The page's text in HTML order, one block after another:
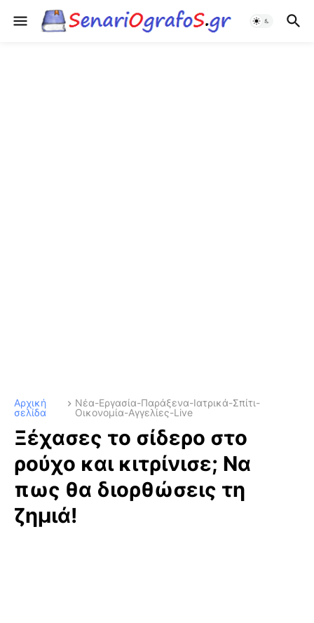
Αρχική
σελίδα
Νέα-Εργασία-Παράξενα-Ιατρικά-Σπίτι-
Οικονομία-Αγγελίες-Live
Ξέχασες το σίδερο στο
ρούχο και κιτρίνισε; Να
πως θα διορθώσεις τη
ζημιά!